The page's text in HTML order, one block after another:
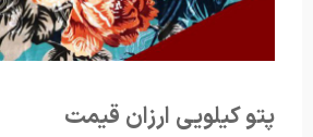
پتو کیلویی ارزان قیمت